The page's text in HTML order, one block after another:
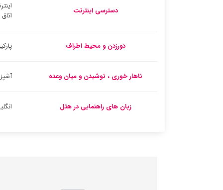
دسترسی اینترنت
اتاق
دورزدن و محیط اطراف
ناهار خوری ، نوشیدن و میان وعده
زبان های راهنمایی در هتل